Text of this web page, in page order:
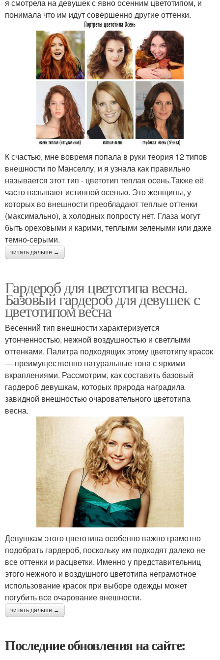
я смотрела на девушек с явно осенним цветотипом, и
понимала что им идут совершенно другие оттенки.
К счастью, мне вовремя попала в руки теория 12 типов
внешности по Манселлу, и я узнала как правильно
называется этот тип - цветотип теплая осень.Также её
часто называют истинной осенью. Это женщины, у
которых во внешности преобладают теплые оттенки
(максимально), а холодных попросту нет. Глаза могут
быть ореховыми и карими, теплыми зелеными или даже
темно-серыми.
читать дальше →
Гардероб для цветотипа весна.
Базовый гардероб для девушек с
цветотипом весна
Весенний тип внешности характеризуется
утонченностью, нежной воздушностью и светлыми
оттенками. Палитра подходящих этому цветотипу красок
— преимущественно натуральные тона с яркими
вкраплениями. Рассмотрим, как составить базовый
гардероб девушкам, которых природа наградила
завидной внешностью очаровательного цветотипа
весна.
Девушкам этого цветотипа особенно важно грамотно
подобрать гардероб, поскольку им подходят далеко не
все оттенки и расцветки. Именно у представительниц
этого нежного и воздушного цветотипа неграмотное
использование красок при выборе одежды может
погубить все очарование внешности.
читать дальше →
Последние обновления на сайте: